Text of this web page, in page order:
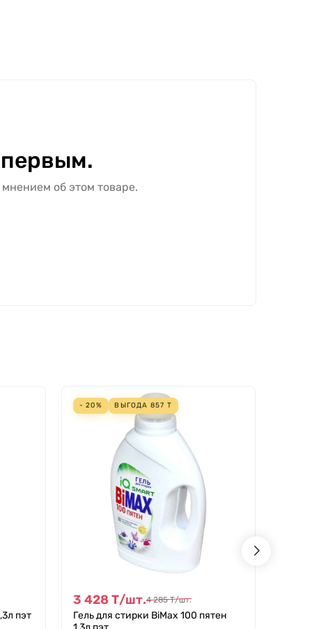
об этом товаре.
пэт
- 20% ВЫГОДА 857 Т
3 428 Т/шт.4 285 Т/шт.
Гель для стирки BiMax 100 пятен